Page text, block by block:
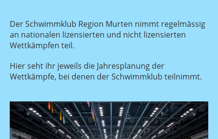
Der Schwimmklub Region Murten nimmt regelmässig
an nationalen lizensierten und nicht lizensierten
Wettkämpfen teil.
Hier seht ihr jeweils die Jahresplanung der
Wettkämpfe, bei denen der Schwimmklub teilnimmt.